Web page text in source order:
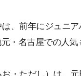
、前年にジュニ
・名古屋での人
・ただし）は、